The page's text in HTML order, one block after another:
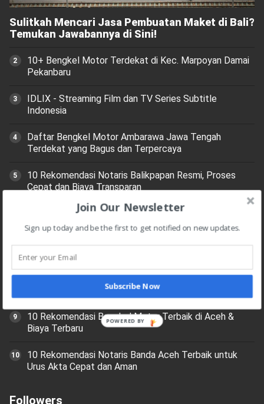
Sulitkah Mencari Jasa Pembuatan Maket di Bali?
Temukan Jawabannya di Sini!
10+ Bengkel Motor Terdekat di Kec. Marpoyan Damai
Pekanbaru
IDLIX - Streaming Film dan TV Series Subtitle
Indonesia
Daftar Bengkel Motor Ambarawa Jawa Tengah
Terdekat yang Bagus dan Terpercaya
10 Rekomendasi Notaris Balikpapan Resmi, Proses
Cepat dan Biaya Transparan
10 Rekomendasi Bengkel Motor Balikpapan yang
Bagus dan Tidak Mengecewakan
10 Rekomendasi Notaris Ambon (Maluku) untuk Akta
Tanah, Waris, dan Perjanjian
Model Tas Termahal di Dunia, Apa Sih Istimewanya?
10 Rekomendasi Bengkel Motor Terbaik di Aceh &
Biaya Terbaru
10 Rekomendasi Notaris Banda Aceh Terbaik untuk
Urus Akta Cepat dan Aman
Followers
Join Our Newsletter
Sign up today and be the first to get notified on new updates.
Subscribe Now
POWERED BY